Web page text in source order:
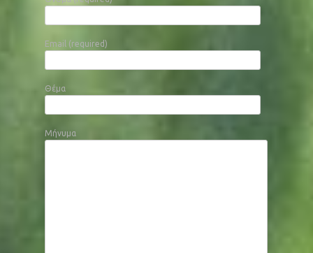
Email (required)
Θέμα
Μήνυμα